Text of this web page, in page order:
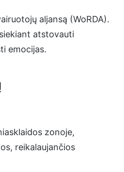
aljansą (WoRDA).
atstovauti
emocijas.
zonoje,
reikalaujančios